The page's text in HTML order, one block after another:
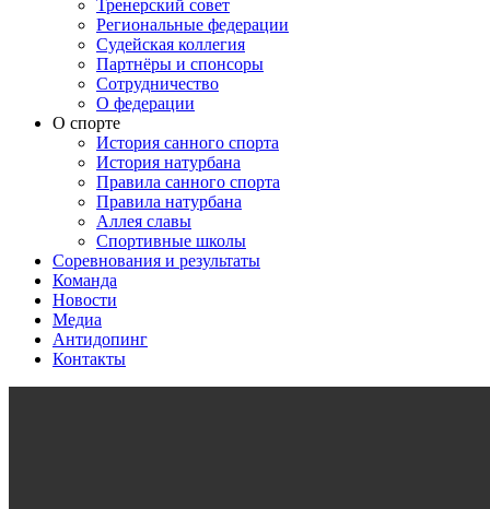
Тренерский совет
Региональные федерации
Судейская коллегия
Партнёры и спонсоры
Сотрудничество
О федерации
О спорте
История санного спорта
История натурбана
Правила санного спорта
Правила натурбана
Аллея славы
Спортивные школы
Соревнования и результаты
Команда
Новости
Медиа
Антидопинг
Контакты